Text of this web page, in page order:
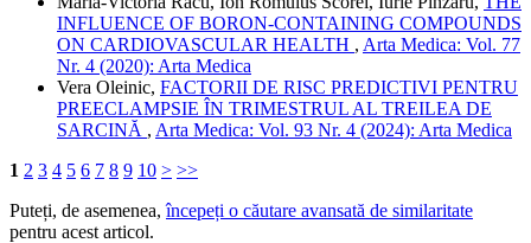
INFLUENCE OF BORON-CONTAINING COMPOUNDS
ON CARDIOVASCULAR HEALTH , Arta Medica: Vol. 77
Nr. 4 (2020): Arta Medica
Vera Oleinic, FACTORII DE RISC PREDICTIVI PENTRU
PREECLAMPSIE ÎN TRIMESTRUL AL TREILEA DE
SARCINĂ , Arta Medica: Vol. 93 Nr. 4 (2024): Arta Medica
1 2 3 4 5 6 7 8 9 10 > >>
Puteți, de asemenea,începeți o căutare avansată de similaritate
pentru acest articol.